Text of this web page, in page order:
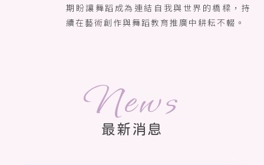
期盼讓舞蹈成為連結自我與世界的橋樑，持
續在藝術創作與舞蹈教育推廣中耕耘不輟。
最新消息